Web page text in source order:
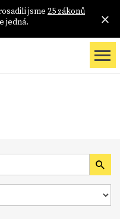
jsme 25 zákonů
jedná.